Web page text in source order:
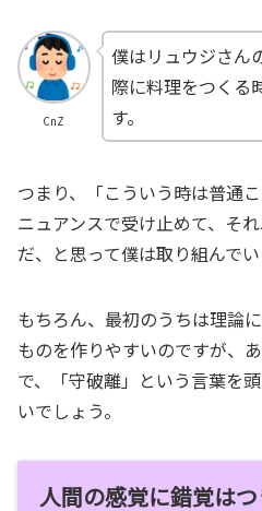
CnZ
僕はリュウジさん
際に料理をつくる
す。
つまり、「こういう時は普通
ニュアンスで受け止めて、そ
だ、と思って僕は取り組んでい
もちろん、最初のうちは理論
ものを作りやすいのですが、
で、「守破離」という言葉を
いでしょう。
人間の感覚に錯覚は